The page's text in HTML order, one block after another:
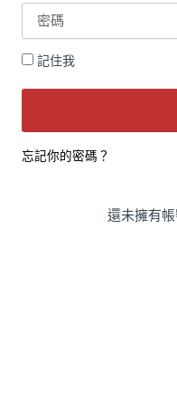
記住我
忘記你的密碼？
還未擁有